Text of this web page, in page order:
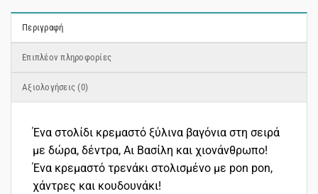
Περιγραφή
Επιπλέον πληροφορίες
Αξιολογήσεις (0)
Ένα στολίδι κρεμαστό ξύλινα βαγόνια στη σειρά
με δώρα, δέντρα, Αι Βασίλη και χιονάνθρωπο!
Ένα κρεμαστό τρενάκι στολισμένο με pon pon,
χάντρες και κουδουνάκι!